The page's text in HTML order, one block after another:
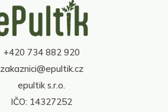
c
p
r
v
k
y
v
ý
+420 734 882 920
zakaznici@epultik.cz
epultik s.r.o.
IČO: 14327252